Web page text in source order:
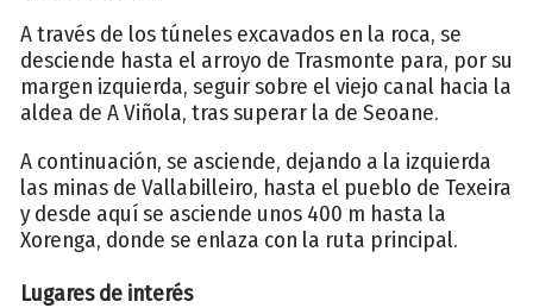
A través de los túneles excavados en la roca, se
desciende hasta el arroyo de Trasmonte para, por su
margen izquierda, seguir sobre el viejo canal hacia la
aldea de A Viñola, tras superar la de Seoane.
A continuación, se asciende, dejando a la izquierda
las minas de Vallabilleiro, hasta el pueblo de Texeira
y desde aquí se asciende unos 400 m hasta la
Xorenga, donde se enlaza con la ruta principal.
Lugares de interés